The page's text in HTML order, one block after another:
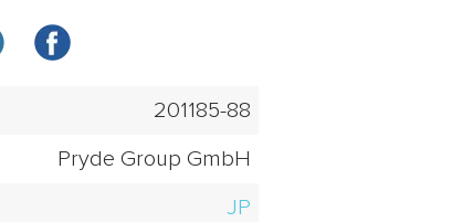
201185-88
Pryde Group GmbH
JP